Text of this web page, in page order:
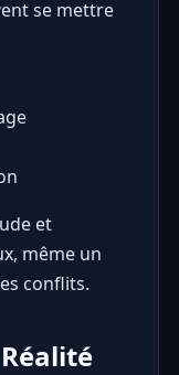
se mettre
et
même un
conflits.